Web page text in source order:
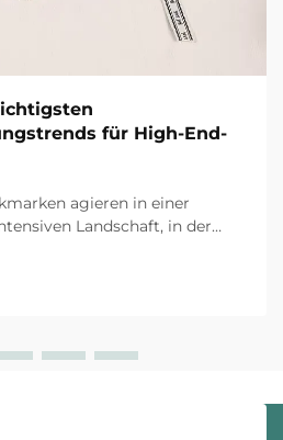
für High-End-
agieren in einer
Landschaft, in der